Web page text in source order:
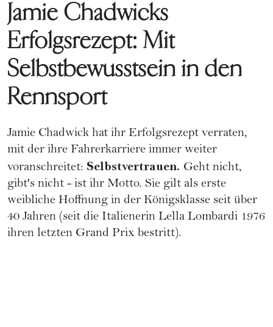
Jamie Chadwicks
Erfolgsrezept: Mit
Selbstbewusstsein in den
Rennsport
Jamie Chadwick hat ihr Erfolgsrezept verraten,
mit der ihre Fahrerkarriere immer weiter
voranschreitet: Selbstvertrauen. Geht nicht,
gibt's nicht - ist ihr Motto. Sie gilt als erste
weibliche Hoffnung in der Königsklasse seit über
40 Jahren (seit die Italienerin Lella Lombardi 1976
ihren letzten Grand Prix bestritt).